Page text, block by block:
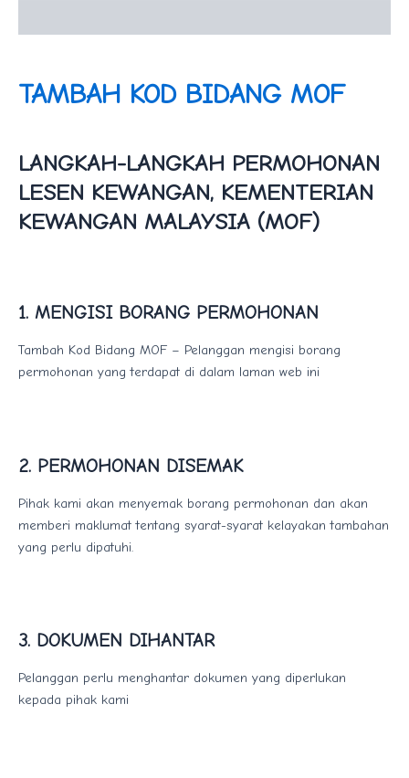
TAMBAH KOD BIDANG MOF
LANGKAH-LANGKAH PERMOHONAN
LESEN KEWANGAN, KEMENTERIAN
KEWANGAN MALAYSIA (MOF)
1. MENGISI BORANG PERMOHONAN
Tambah Kod Bidang MOF – Pelanggan mengisi borang
permohonan yang terdapat di dalam laman web ini
2. PERMOHONAN DISEMAK
Pihak kami akan menyemak borang permohonan dan akan
memberi maklumat tentang syarat-syarat kelayakan tambahan
yang perlu dipatuhi.
3. DOKUMEN DIHANTAR
Pelanggan perlu menghantar dokumen yang diperlukan
kepada pihak kami